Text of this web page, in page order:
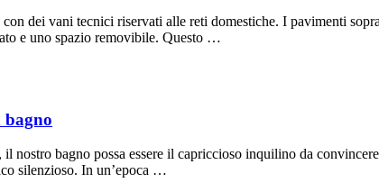
dei vani tecnici riservati alle reti domestiche. I pavimenti
e uno spazio removibile. Questo …
bagno
nostro bagno possa essere il capriccioso inquilino da
silenzioso. In un’epoca …